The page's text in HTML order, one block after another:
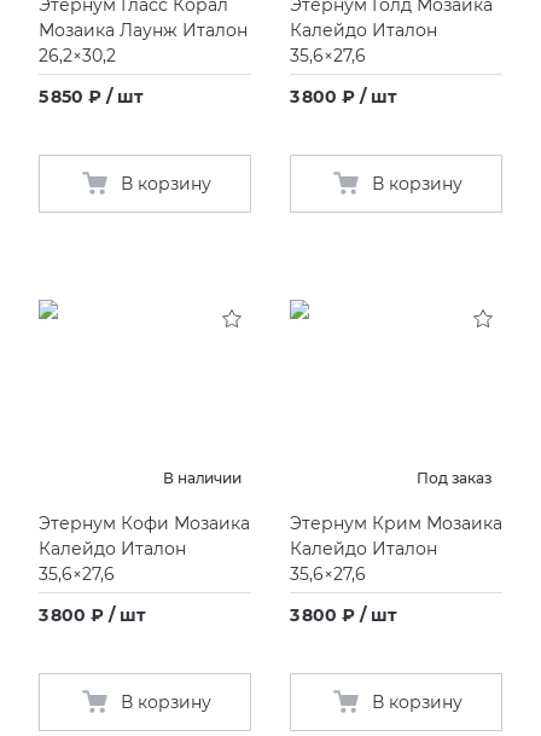
Этернум Гласс Корал
Мозаика Лаунж Италон
26,2×30,2
5 850 ₽ / шт
В корзину
Этернум Голд Мозаика
Калейдо Италон
35,6×27,6
3 800 ₽ / шт
В корзину
В наличии
Этернум Кофи Мозаика
Калейдо Италон
35,6×27,6
3 800 ₽ / шт
В корзину
Под заказ
Этернум Крим Мозаика
Калейдо Италон
35,6×27,6
3 800 ₽ / шт
В корзину